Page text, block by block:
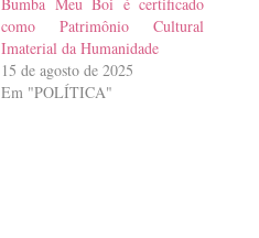
como Patrimônio Cultural
Imaterial da Humanidade
15 de agosto de 2025
Em "POLÍTICA"